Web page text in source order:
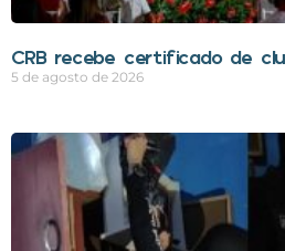
CRB recebe certificado de
5 de agosto de 2026